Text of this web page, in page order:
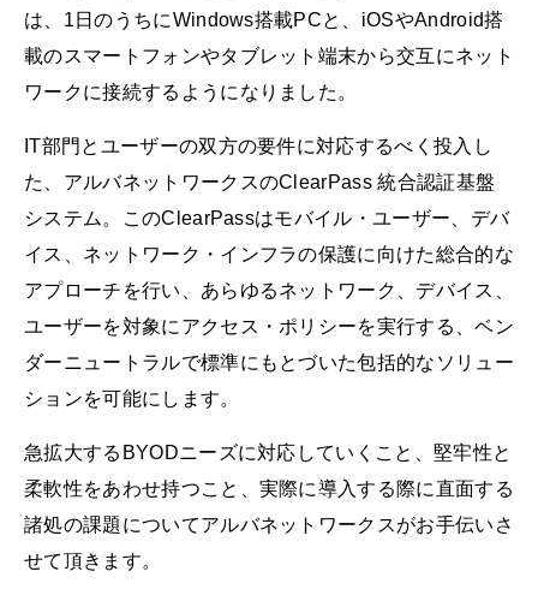
は、1日のうちにWindows搭載PCと、iOSやAndroid搭
載のスマートフォンやタブレット端末から交互にネット
ワークに接続するようになりました。
IT部門とユーザーの双方の要件に対応するべく投入し
た、アルバネットワークスのClearPass 統合認証基盤
システム。このClearPassはモバイル・ユーザー、デバ
イス、ネットワーク・インフラの保護に向けた総合的な
アプローチを行い、あらゆるネットワーク、デバイス、
ユーザーを対象にアクセス・ポリシーを実行する、ベン
ダーニュートラルで標準にもとづいた包括的なソリュー
ションを可能にします。
急拡大するBYODニーズに対応していくこと、堅牢性と
柔軟性をあわせ持つこと、実際に導入する際に直面する
諸処の課題についてアルバネットワークスがお手伝いさ
せて頂きます。